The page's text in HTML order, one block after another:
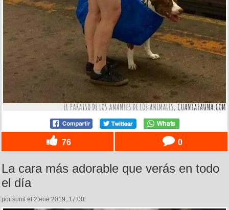
76 0
La cara más adorable que verás en todo
el día
por sunil el 2 ene 2019, 17:00